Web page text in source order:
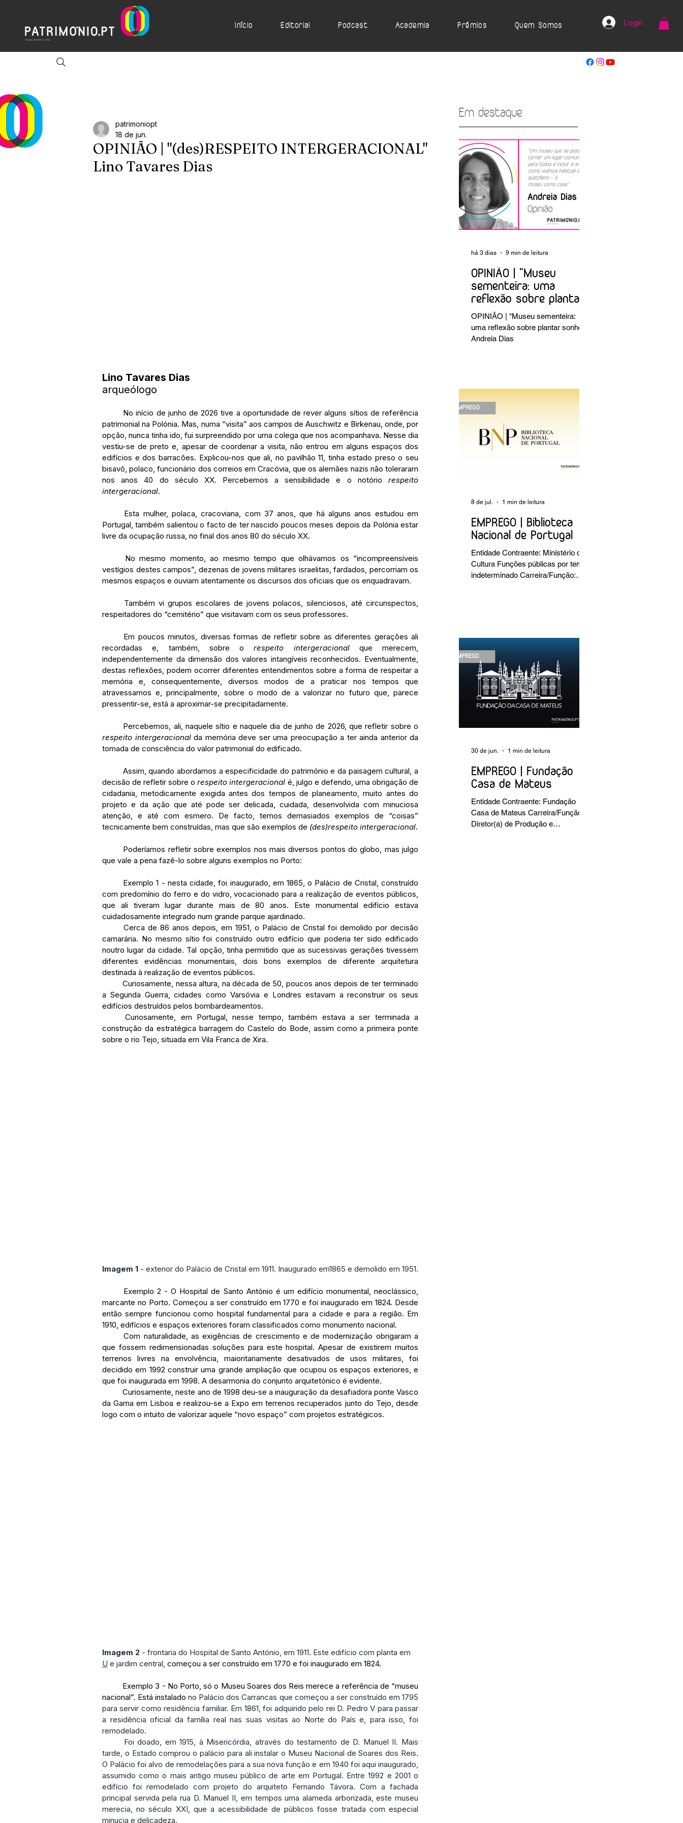
Início Editorial Podcast Academia Prémios Quem Somos Login
OPINIÃO | "(des)RESPEITO INTERGERACIONAL"
Lino Tavares Dias
patrimoniopt
18 de jun.
Lino Tavares Dias
arqueólogo
patrimonial na Polónia. Mas, numa “visita” aos campos de Auschwitz e Birkenau, onde, por
opção, nunca tinha ido, fui surpreendido por uma colega que nos acompanhava. Nesse dia
vestiu-se de preto e, apesar de coordenar a visita, não entrou em alguns espaços dos
edifícios e dos barracões. Explicou-nos que ali, no pavilhão 11, tinha estado preso o seu
bisavô, polaco, funcionário dos correios em Cracóvia, que os alemães nazis não toleraram
nos anos 40 do século XX. Percebemos a sensibilidade e o notório respeito
intergeracional.
Portugal, também salientou o facto de ter nascido poucos meses depois da Polónia estar
livre da ocupação russa, no final dos anos 80 do século XX.
vestígios destes campos”, dezenas de jovens militares israelitas, fardados, percorriam os
mesmos espaços e ouviam atentamente os discursos dos oficiais que os enquadravam.
respeitadores do “cemitério” que visitavam com os seus professores.
recordadas e, também, sobre o respeito intergeracional que merecem,
independentemente da dimensão dos valores intangíveis reconhecidos. Eventualmente,
destas reflexões, podem ocorrer diferentes entendimentos sobre a forma de respeitar a
memória e, consequentemente, diversos modos de a praticar nos tempos que
atravessamos e, principalmente, sobre o modo de a valorizar no futuro que, parece
pressentir-se, está a aproximar-se precipitadamente.
respeito intergeracional da memória deve ser uma preocupação a ter ainda anterior da
tomada de consciência do valor patrimonial do edificado.
decisão de refletir sobre o respeito intergeracional é, julgo e defendo, uma obrigação de
cidadania, metodicamente exigida antes dos tempos de planeamento, muito antes do
projeto e da ação que até pode ser delicada, cuidada, desenvolvida com minuciosa
atenção, e até com esmero. De facto, temos demasiados exemplos de “coisas”
tecnicamente bem construídas, mas que são exemplos de (des)respeito intergeracional.
que vale a pena fazê-lo sobre alguns exemplos no Porto:
com predomínio do ferro e do vidro, vocacionado para a realização de eventos públicos,
que ali tiveram lugar durante mais de 80 anos. Este monumental edifício estava
cuidadosamente integrado num grande parque ajardinado.
camarária. No mesmo sítio foi construído outro edifício que poderia ter sido edificado
noutro lugar da cidade. Tal opção, tinha permitido que as sucessivas gerações tivessem
diferentes evidências monumentais, dois bons exemplos de diferente arquitetura
destinada à realização de eventos públicos.
	Curiosamente, nessa altura, na década de 50, poucos anos depois de ter terminado
a Segunda Guerra, cidades como Varsóvia e Londres estavam a reconstruir os seus
edifícios destruídos pelos bombardeamentos.
	Curiosamente, em Portugal, nesse tempo, também estava a ser terminada a
construção da estratégica barragem do Castelo do Bode, assim como a primeira ponte
sobre o rio Tejo, situada em Vila Franca de Xira.
Imagem 1 - exterior do Palácio de Cristal em 1911. Inaugurado em1865 e demolido em 1951.
marcante no Porto. Começou a ser construído em 1770 e foi inaugurado em 1824. Desde
então sempre funcionou como hospital fundamental para a cidade e para a região. Em
1910, edifícios e espaços exteriores foram classificados como monumento nacional.
	Com naturalidade, as exigências de crescimento e de modernização obrigaram a
que fossem redimensionadas soluções para este hospital. Apesar de existirem muitos
terrenos livres na envolvência, maioritariamente desativados de usos militares, foi
decidido em 1992 construir uma grande ampliação que ocupou os espaços exteriores, e
que foi inaugurada em 1998. A desarmonia do conjunto arquitetónico é evidente.
	Curiosamente, neste ano de 1998 deu-se a inauguração da desafiadora ponte Vasco
da Gama em Lisboa e realizou-se a Expo em terrenos recuperados junto do Tejo, desde
logo com o intuito de valorizar aquele “novo espaço” com projetos estratégicos.
Imagem 2 - frontaria do Hospital de Santo António, em 1911. Este edifício com planta em
U e jardim central, começou a ser construído em 1770 e foi inaugurado em 1824.
nacional”. Está instalado no Palácio dos Carrancas que começou a ser construído em 1795
para servir como residência familiar. Em 1861, foi adquirido pelo rei D. Pedro V para passar
a residência oficial da família real nas suas visitas ao Norte do País e, para isso, foi
remodelado.
tarde, o Estado comprou o palácio para ali instalar o Museu Nacional de Soares dos Reis.
O Palácio foi alvo de remodelações para a sua nova função e em 1940 foi aqui inaugurado,
assumido como o mais antigo museu público de arte em Portugal. Entre 1992 e 2001 o
edifício foi remodelado com projeto do arquiteto Fernando Távora. Com a fachada
principal servida pela rua D. Manuel II, em tempos uma alameda arborizada, este museu
merecia, no século XXI, que a acessibilidade de públicos fosse tratada com especial
minucia e delicadeza.
Em destaque
OPINIÃO | "Museu
sementeira: uma
reflexão sobre plantar
sonhos" Andreia Dias
OPINIÃO | "Museu sementeira:
uma reflexão sobre plantar sonhos"
Andreia Dias
há 3 dias 9 min de leitura
EMPREGO | Biblioteca
Nacional de Portugal
Entidade Contraente: Ministério da
Cultura Funções públicas por tempo
indeterminado Carreira/Função:
espécies bibliográficas
intervencionadas; execução dos
programas de conservação
preventiva; produção de fichas de
tratamento e registo fotográfico das
intervenções; apoio a exposições i
8 de jul. 1 min de leitura
EMPREGO | Fundação
Casa de Mateus
Entidade Contraente: Fundação
Casa de Mateus Carreira/Função:
Diretor(a) de Produção e
30 de jun. 1 min de leitura